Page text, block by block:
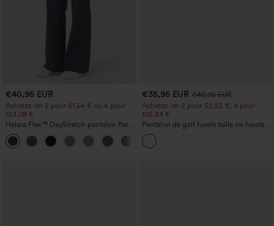
€40,95 EUR
Achetez-en 2 pour 61,54 € ou 4 pour
123,08 €.
Halara Flex™ DayStretch pantalon flare
de travail, taille mi-haute, poche latérale
zippée
€35,95 EUR €40,95 EUR
Achetez-en 2 pour 52,62 €, 4 pour
105,24 €
Pantalon de golf fuselé taille mi-haute à
cordon, ourlet incurvé, séchage rapide,
avec poches — UPF40+